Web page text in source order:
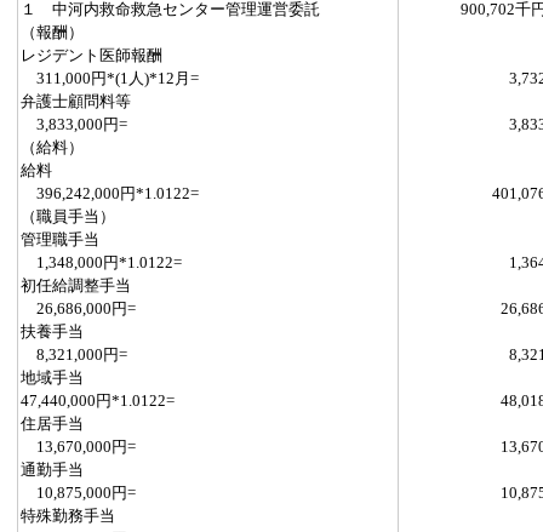
１ 中河内救命救急センター管理運営委託
900,702千
（報酬）
レジデント医師報酬
311,000円*(1人)*12月=
弁護士顧問料等
3,833,000円=
（給料）
給料
396,242,000円*1.0122=
（職員手当）
管理職手当
1,348,000円*1.0122=
初任給調整手当
26,686,000円=
扶養手当
8,321,000円=
地域手当
47,440,000円*1.0122=
住居手当
13,670,000円=
通勤手当
10,875,000円=
特殊勤務手当